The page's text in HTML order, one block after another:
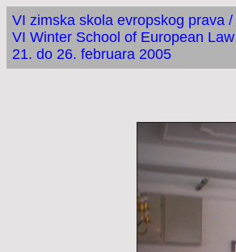
VI zimska skola evropskog prava
VI Winter School of European Law
21. do 26. februara 2005